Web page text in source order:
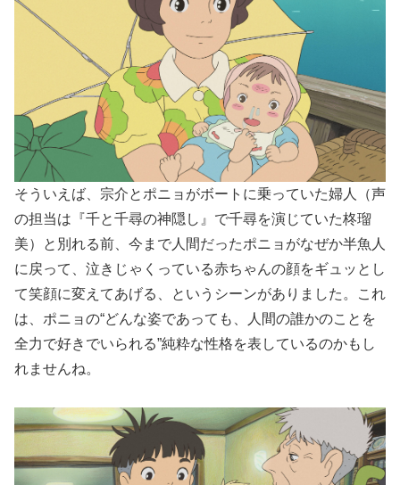
そういえば、宗介とポニョがボートに乗っていた婦人（声
の担当は『千と千尋の神隠し』で千尋を演じていた柊瑠
美）と別れる前、今まで人間だったポニョがなぜか半魚人
に戻って、泣きじゃくっている赤ちゃんの顔をギュッとし
て笑顔に変えてあげる、というシーンがありました。これ
は、ポニョの“どんな姿であっても、人間の誰かのことを
全力で好きでいられる”純粋な性格を表しているのかもし
れませんね。